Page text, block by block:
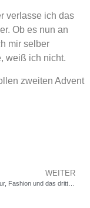
verlasse ich das
Ob es nun an
mir selber
weiß ich nicht.
zweiten Advent
WEITER
Glitzer, Glamour, Fashion und das dritte Lichtlein brennt!